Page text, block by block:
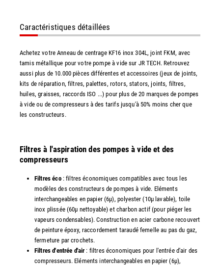
Caractéristiques détaillées
Achetez votre Anneau de centrage KF16 inox 304L, joint FKM, avec
tamis métallique pour votre pompe à vide sur JR TECH. Retrouvez
aussi plus de 10.000 pièces différentes et accessoires (jeux de joints,
kits de réparation, filtres, palettes, rotors, stators, joints, filtres,
huiles, graisses, raccords ISO ...) pour plus de 20 marques de pompes
à vide ou de compresseurs à des tarifs jusqu'à 50% moins cher que
les constructeurs.
Filtres à l'aspiration des pompes à vide et des
compresseurs
Filtres éco: filtres économiques compatibles avec tous les
modèles des constructeurs de pompes à vide. Eléments
interchangeables en papier (6µ), polyester (10µ lavable), toile
inox plissée (60µ nettoyable) et charbon actif (pour piéger les
vapeurs condensables). Construction en acier carbone recouvert
de peinture époxy, raccordement taraudé femelle au pas du gaz,
fermeture par crochets.
Filtres d'entrée d'air : filtres économiques pour l'entrée d'air des
compresseurs. Eléments interchangeables en papier (6µ),